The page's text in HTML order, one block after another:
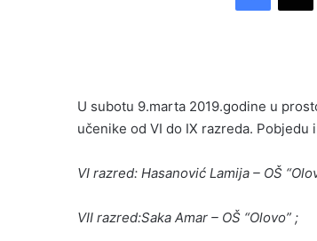
U subotu 9.marta 2019.godine u
učenike od VI do IX razreda.
VI razred: Hasanović Lamija – OŠ
VII razred:Saka Amar – OŠ “Olovo” ;